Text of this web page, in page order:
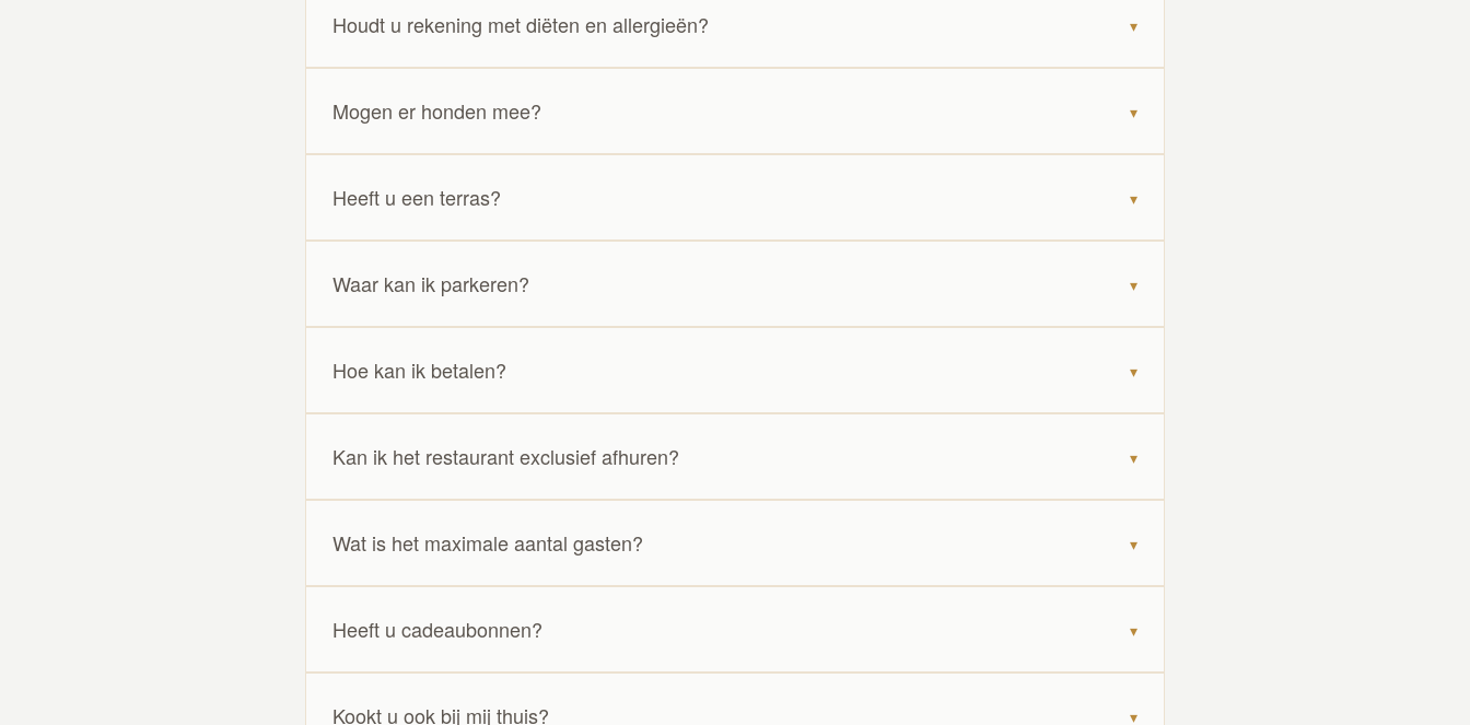
Cadeaubon
Houdt u rekening met diëten en allergieën?
Mogen er honden mee?
Heeft u een terras?
Waar kan ik parkeren?
Hoe kan ik betalen?
Kan ik het restaurant exclusief afhuren?
Wat is het maximale aantal gasten?
Heeft u cadeaubonnen?
Kookt u ook bij mij thuis?